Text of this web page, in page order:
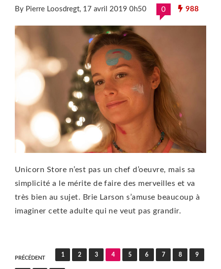
By Pierre Loosdregt, 17 avril 2019 0h50 0 988
Unicorn Store n’est pas un chef d’oeuvre, mais sa
simplicité a le mérite de faire des merveilles et va
très bien au sujet. Brie Larson s’amuse beaucoup à
imaginer cette adulte qui ne veut pas grandir.
Pagination
PRÉCÉDENT
1 2 3 4 5 6 7 8 9